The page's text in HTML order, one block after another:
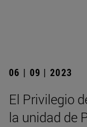
06 | 09 | 2023
El Privilegio
la unidad de